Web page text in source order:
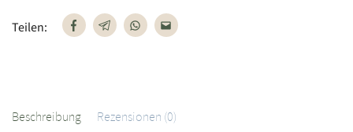
Teilen:
Beschreibung Rezensionen (0)